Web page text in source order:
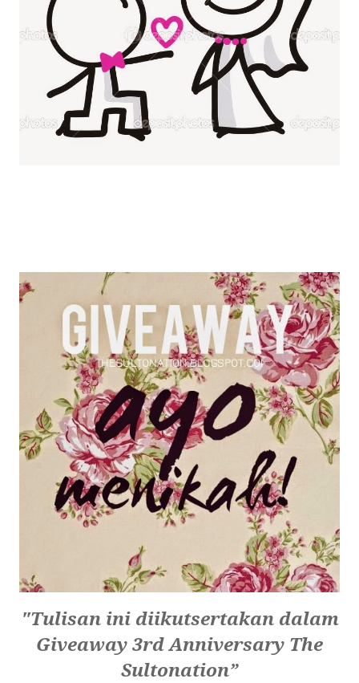
"Tulisan ini diikutsertakan dalam
Giveaway 3rd Anniversary The
Sultonation”